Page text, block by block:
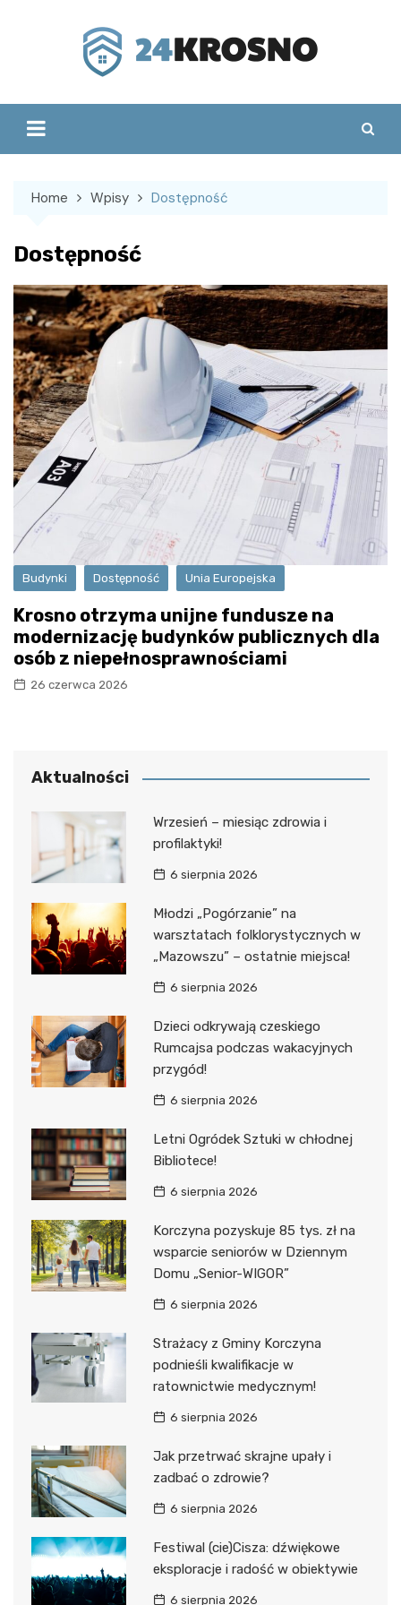
Home Wpisy Dostępność
Dostępność
Budynki Dostępność Unia Europejska
Krosno otrzyma unijne fundusze na
modernizację budynków publicznych dla
osób z niepełnosprawnościami
26 czerwca 2026
Aktualności
Wrzesień – miesiąc zdrowia i
profilaktyki!
6 sierpnia 2026
Młodzi „Pogórzanie” na
warsztatach folklorystycznych w
„Mazowszu” – ostatnie miejsca!
6 sierpnia 2026
Dzieci odkrywają czeskiego
Rumcajsa podczas wakacyjnych
przygód!
6 sierpnia 2026
Letni Ogródek Sztuki w chłodnej
Bibliotece!
6 sierpnia 2026
Korczyna pozyskuje 85 tys. zł na
wsparcie seniorów w Dziennym
Domu „Senior-WIGOR”
6 sierpnia 2026
Strażacy z Gminy Korczyna
podnieśli kwalifikacje w
ratownictwie medycznym!
6 sierpnia 2026
Jak przetrwać skrajne upały i
zadbać o zdrowie?
6 sierpnia 2026
Festiwal (cie)Cisza: dźwiękowe
eksploracje i radość w obiektywie
6 sierpnia 2026